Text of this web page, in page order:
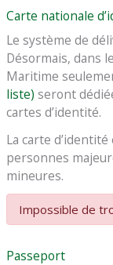
Carte nationale
Le système de
Désormais, dans
Maritime
liste) seront
cartes d’identité.
La carte
personnes
mineures.
Impossible de
Passeport